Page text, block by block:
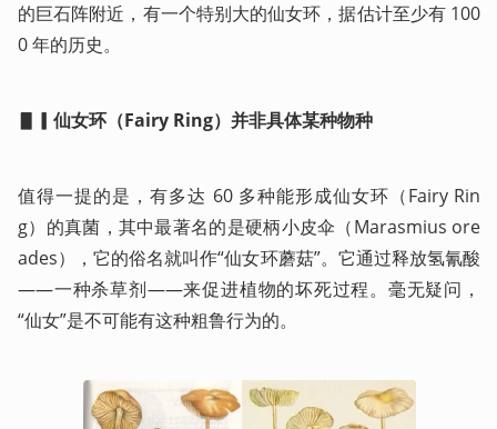
的巨石阵附近，有一个特别大的仙女环，据估计至少有 100
0 年的历史。
▋▎仙女环（Fairy Ring）并非具体某种物种
值得一提的是，有多达 60 多种能形成仙女环（Fairy Rin
g）的真菌，其中最著名的是硬柄小皮伞（Marasmius ore
ades），它的俗名就叫作“仙女环蘑菇”。它通过释放氢氰酸
——一种杀草剂——来促进植物的坏死过程。毫无疑问，
“仙女”是不可能有这种粗鲁行为的。